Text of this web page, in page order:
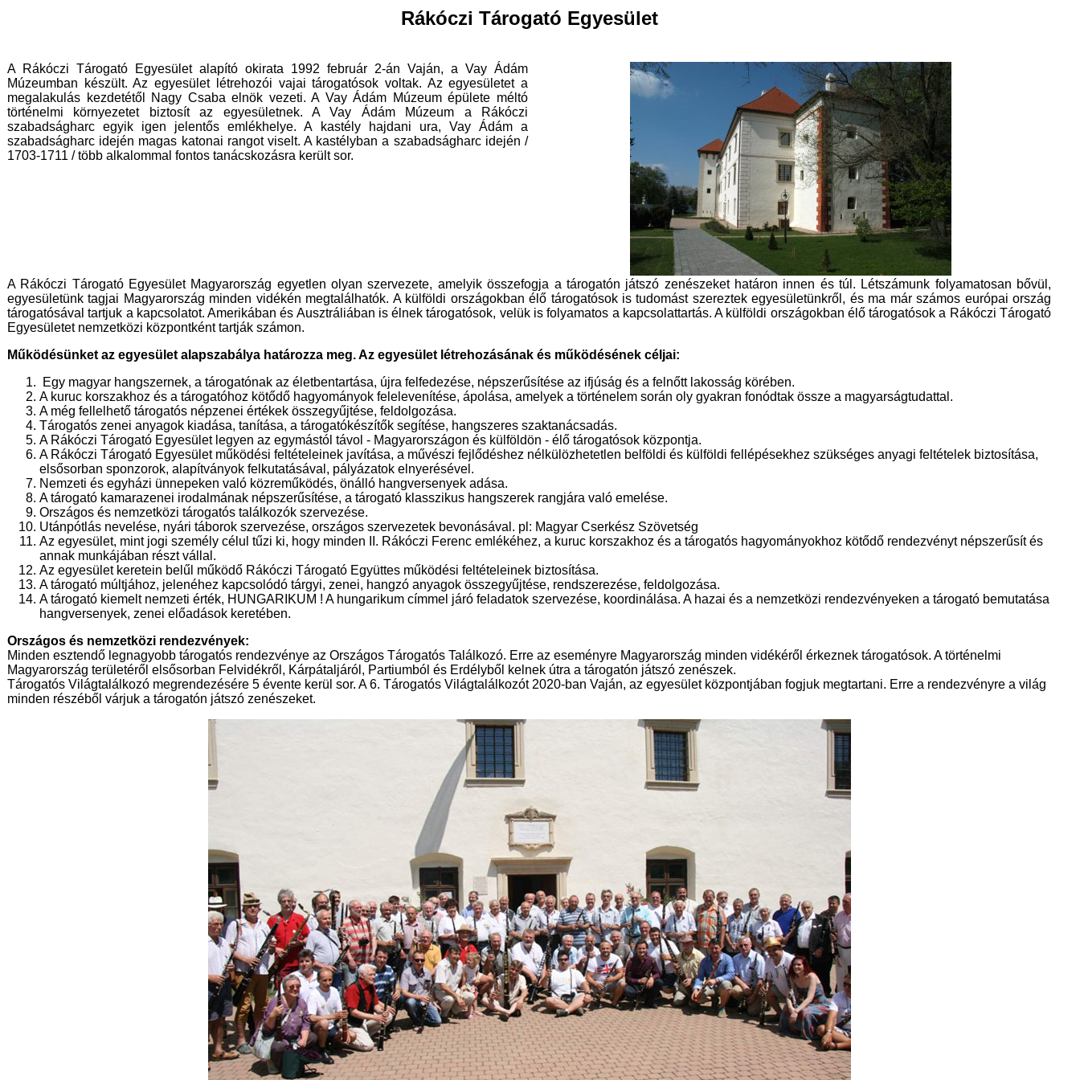
Rákóczi Tárogató Egyesület
A Rákóczi Tárogató Egyesület alapító okirata 1992 február 2-án Vaján, a Vay Ádám
Múzeumban készült. Az egyesület létrehozói vajai tárogatósok voltak. Az egyesületet a
megalakulás kezdetétől Nagy Csaba elnök vezeti. A Vay Ádám Múzeum épülete méltó
történelmi környezetet biztosít az egyesületnek. A Vay Ádám Múzeum a Rákóczi
szabadságharc egyik igen jelentős emlékhelye. A kastély hajdani ura, Vay Ádám a
szabadságharc idején magas katonai rangot viselt. A kastélyban a szabadságharc idején /
1703-1711 / több alkalommal fontos tanácskozásra került sor.
A Rákóczi Tárogató Egyesület Magyarország egyetlen olyan szervezete, amelyik összefogja a tárogatón játszó zenészeket határon innen és túl. Létszámunk folyamatosan bővül,
egyesületünk tagjai Magyarország minden vidékén megtalálhatók. A külföldi országokban élő tárogatósok is tudomást szereztek egyesületünkről, és ma már számos európai ország
tárogatósával tartjuk a kapcsolatot. Amerikában és Ausztráliában is élnek tárogatósok, velük is folyamatos a kapcsolattartás. A külföldi országokban élő tárogatósok a Rákóczi Tárogató
Egyesületet nemzetközi központként tartják számon.
Működésünket az egyesület alapszabálya határozza meg. Az egyesület létrehozásának és működésének céljai:
Egy magyar hangszernek, a tárogatónak az életbentartása, újra felfedezése, népszerűsítése az ifjúság és a felnőtt lakosság körében.
A kuruc korszakhoz és a tárogatóhoz kötődő hagyományok felelevenítése, ápolása, amelyek a történelem során oly gyakran fonódtak össze a magyarságtudattal.
A még fellelhető tárogatós népzenei értékek összegyűjtése, feldolgozása.
Tárogatós zenei anyagok kiadása, tanítása, a tárogatókészítők segítése, hangszeres szaktanácsadás.
A Rákóczi Tárogató Egyesület legyen az egymástól távol - Magyarországon és külföldön - élő tárogatósok központja.
A Rákóczi Tárogató Egyesület működési feltételeinek javítása, a művészi fejlődéshez nélkülözhetetlen belföldi és külföldi fellépésekhez szükséges anyagi feltételek biztosítása,
elsősorban sponzorok, alapítványok felkutatásával, pályázatok elnyerésével.
Nemzeti és egyházi ünnepeken való közreműködés, önálló hangversenyek adása.
A tárogató kamarazenei irodalmának népszerűsítése, a tárogató klasszikus hangszerek rangjára való emelése.
Országos és nemzetközi tárogatós találkozók szervezése.
Utánpótlás nevelése, nyári táborok szervezése, országos szervezetek bevonásával. pl: Magyar Cserkész Szövetség
Az egyesület, mint jogi személy célul tűzi ki, hogy minden II. Rákóczi Ferenc emlékéhez, a kuruc korszakhoz és a tárogatós hagyományokhoz kötődő rendezvényt népszerűsít és
annak munkájában részt vállal.
Az egyesület keretein belűl működő Rákóczi Tárogató Együttes működési feltételeinek biztosítása.
A tárogató múltjához, jelenéhez kapcsolódó tárgyi, zenei, hangzó anyagok összegyűjtése, rendszerezése, feldolgozása.
A tárogató kiemelt nemzeti érték, HUNGARIKUM ! A hungarikum címmel járó feladatok szervezése, koordinálása. A hazai és a nemzetközi rendezvényeken a tárogató bemutatása
hangversenyek, zenei előadások keretében.
Országos és nemzetközi rendezvények:
Minden esztendő legnagyobb tárogatós rendezvénye az Országos Tárogatós Találkozó. Erre az eseményre Magyarország minden vidékéről érkeznek tárogatósok. A történelmi
Magyarország területéről elsősorban Felvidékről, Kárpátaljáról, Partiumból és Erdélyből kelnek útra a tárogatón játszó zenészek.
Tárogatós Világtalálkozó megrendezésére 5 évente kerül sor. A 6. Tárogatós Világtalálkozót 2020-ban Vaján, az egyesület központjában fogjuk megtartani. Erre a rendezvényre a világ
minden részéből várjuk a tárogatón játszó zenészeket.